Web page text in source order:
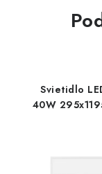
Svietidlo
40W